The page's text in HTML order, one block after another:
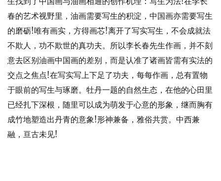
春的艺术视野里，油画需要写生的积淀，中国画亦需要写生
的磨砺!唯有画实，方得画芯!离开了写实写生，不会成就法
不欺人，功不欺世的真功夫。所以李长春先生作画，并不刻
意去区别油画中国画的差别，而是认准了诸画皆需有实法的
交点之焦点!在写实写上下足了功夫，每每作画，总有置物
于眼前的写生与琢磨。牡丹一题的自然生态，在他的心田里
已经扎下深根，随里可以成为萌发于心意的形象，继而胸有
成竹地塑造出丹青的意象!形神兼备，雅俗共赏。中西兼
融，亘古未见!